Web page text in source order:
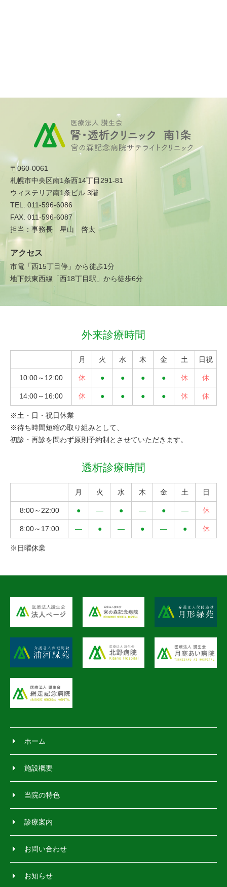
〒060-0061
札幌市中央区南1条西14丁目291-81
ウィステリア南1条ビル 3階
TEL. 011-596-6086
FAX. 011-596-6087
担当：事務長 星山 啓太
アクセス
市電「西15丁目停」から徒歩1分
地下鉄東西線「西18丁目駅」から徒歩6分
外来診療時間
月 火 水 木 金 土 日祝
10:00～ 12:00
14:00～ 16:00
※土・日・祝日休業
※待ち時間短縮の取り組みとして、
初診・再診を問わず原則予約制とさせていただきます。
透析診療時間
月 火 水 木 金 土 日
8:00～ 22:00
8:00～ 17:00
※日曜休業
ホーム
施設概要
当院の特色
診療案内
お問い合わせ
お知らせ